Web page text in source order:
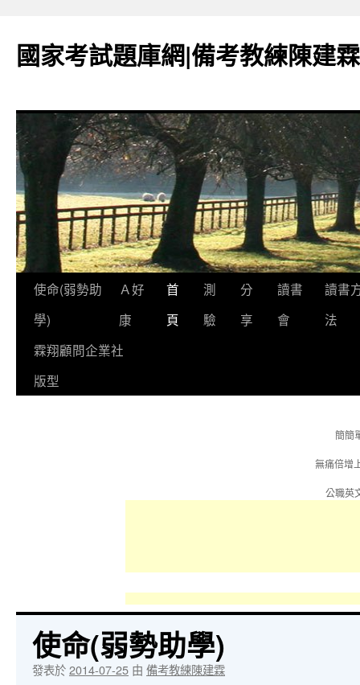
國家考試題庫網|備考教練陳建霖
跳使命(弱勢助
學)
Ａ好
康
首
頁
測
驗
分
享
讀書
會
讀書
法
霖翔顧問企業社
版型
簡簡
無痛倍增
公職英
使命(弱勢助學)
發表於2014-07-25 由 備考教練陳建霖